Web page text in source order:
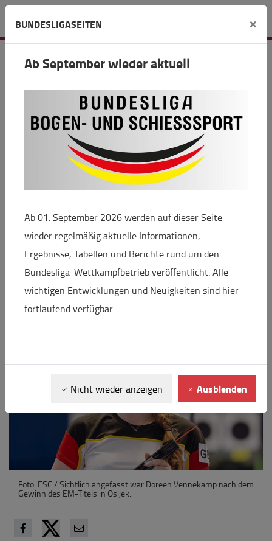
Detail
KK EM Osijek: Zwei Europameister im
Doppel-Interview
11.05.2026 08:56
Gold für Doreen Vennekamp (Ronneburg) mit der
der Schnellfeuerpistole. Die deutschen Pistolen-
Schützen zeigten bei der EM in Osijek/CRO (7. bis 17.
Mai) einmal mehr, dass sie zu den weltbesten zählen.
Wie das Duo den Erfolg einschätzt und wie es im Jahr
weitergeht, verrät es im Doppel-Interview.
Foto: ESC / Sichtlich angefasst war Doreen Vennekamp nach dem
Gewinn des EM-Titels in Osijek.
BUNDESLIGASEITEN ×
Ab September wieder aktuell
Ab 01. September 2026 werden auf dieser Seite
wieder regelmäßig aktuelle Informationen,
Ergebnisse, Tabellen und Berichte rund um den
Bundesliga-Wettkampfbetrieb veröffentlicht. Alle
wichtigen Entwicklungen und Neuigkeiten sind hier
fortlaufend verfügbar.
Nicht wieder anzeigen Ausblenden